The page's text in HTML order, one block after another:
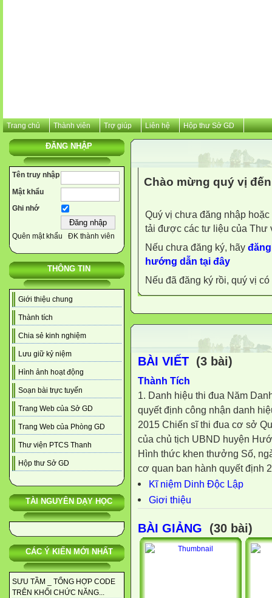
Trang chủ Thành viên Trợ giúp Liên hệ Hộp thư Sở GD
ĐĂNG NHẬP
Tên truy nhập
Mật khẩu
Ghi nhớ
Quên mật khẩu ĐK thành viên
THÔNG TIN
Giới thiệu chung
Thành tích
Chia sẻ kinh nghiệm
Lưu giữ kỷ niệm
Hình ảnh hoạt động
Soạn bài trực tuyến
Trang Web của Sở GD
Trang Web của Phòng GD
Thư viện PTCS Thanh
Hộp thư Sở GD
TÀI NGUYÊN DẠY HỌC
CÁC Ý KIẾN MỚI NHẤT
SƯU TẦM _ TỔNG HỢP CODE
TRÊN KHỐI CHỨC NĂNG...
Chào mừng quý vị
Quý vị chưa đăng nhập
tải được các tư liệu của Thư
Nếu chưa đăng ký, hãy
hướng dẫn tại đây
Nếu đã đăng ký rồi, quý vị
BÀI VIẾT (3 bài)
Thành Tích
1. Danh hiệu thi đua Năm
quyết định công nhận danh
2015 Chiến sĩ thi đua cơ sở
của chủ tịch UBND huyện
Hình thức khen thưởng Số,
cơ quan ban hành quyết định
Kĩ niệm Dinh Độc Lập
Giơi thiệu
BÀI GIẢNG (30 bài)